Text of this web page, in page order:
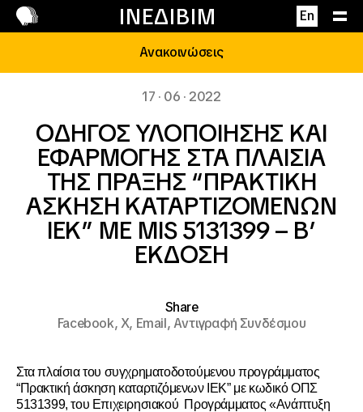
ΙΝΕΔΙΒΙΜ En
Επικοινωνία
Ανακοινώσεις
17 · 06 · 2022
ΟΔΗΓΟΣ ΥΛΟΠΟΙΗΣΗΣ ΚΑΙ
ΕΦΑΡΜΟΓΗΣ ΣΤΑ ΠΛΑΙΣΙΑ
ΤΗΣ ΠΡΑΞΗΣ “ΠΡΑΚΤΙΚΗ
ΑΣΚΗΣΗ ΚΑΤΑΡΤΙΖΟΜΕΝΩΝ
ΙΕΚ” ΜΕ MIS 5131399 – Β’
ΕΚΔΟΣΗ
Share
Facebook,X, Email,Αντιγραφή Συνδέσμου
Στα πλαίσια του συγχρηματοδοτούμενου προγράμματος
“Πρακτική άσκηση καταρτιζόμενων ΙΕΚ” με κωδικό ΟΠΣ
5131399, του Επιχειρησιακού Προγράμματος «Ανάπτυξη